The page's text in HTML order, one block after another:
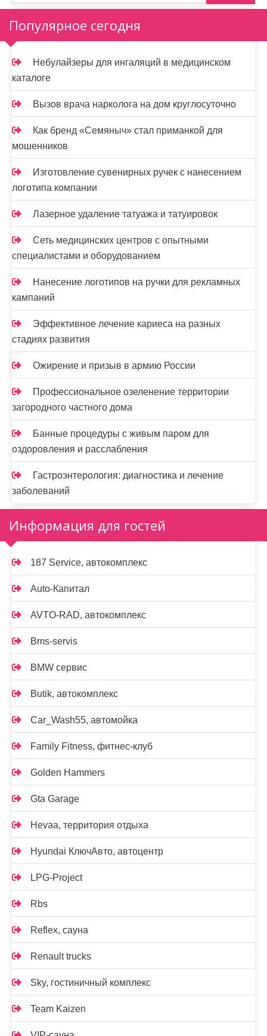
Популярное сегодня
Небулайзеры для ингаляций в медицинском
каталоге
Вызов врача нарколога на дом круглосуточно
Как бренд «Семяныч» стал приманкой для
мошенников
Изготовление сувенирных ручек с нанесением
логотипа компании
Лазерное удаление татуажа и татуировок
Сеть медицинских центров с опытными
специалистами и оборудованием
Нанесение логотипов на ручки для рекламных
кампаний
Эффективное лечение кариеса на разных
стадиях развития
Ожирение и призыв в армию России
Профессиональное озеленение территории
загородного частного дома
Банные процедуры с живым паром для
оздоровления и расслабления
Гастроэнтерология: диагностика и лечение
заболеваний
Информация для гостей
187 Service, автокомплекс
Auto-Капитал
AVTO-RAD, автокомплекс
Bms-servis
BMW сервис
Butik, автокомплекс
Car_Wash55, автомойка
Family Fitness, фитнес-клуб
Golden Hammers
Gta Garage
Hevaa, территория отдыха
Hyundai КлючАвто, автоцентр
LPG-Project
Rbs
Reflex, сауна
Renault trucks
Sky, гостиничный комплекс
Team Kaizen